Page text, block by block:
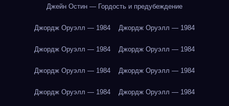
Джейн Остин — Гордость и предубеждение
Джордж Оруэлл — 1984 Джордж Оруэлл — 1984
Джордж Оруэлл — 1984 Джордж Оруэлл — 1984
Джордж Оруэлл — 1984 Джордж Оруэлл — 1984
Джордж Оруэлл — 1984 Джордж Оруэлл — 1984